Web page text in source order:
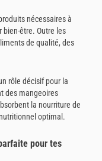
nécessaires à
bien-être. Outre les
de qualité, des
rôle décisif pour la
des mangeoires
la nourriture de
optimal.
pour tes